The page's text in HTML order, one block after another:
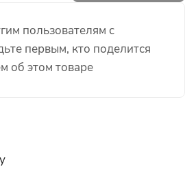
пользователям с
первым, кто поделится
об этом товаре